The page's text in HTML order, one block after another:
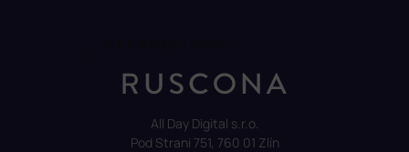
All Day Digital s.r.o.
Pod Strani 751, 760 01 Zlín